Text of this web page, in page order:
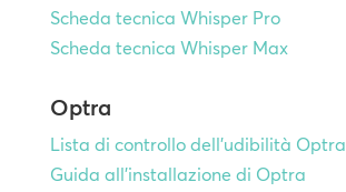
Scheda tecnica Whisper Pro
Scheda tecnica Whisper Max
Optra
Lista di controllo dell'udibilità Optra
Guida all'installazione di Optra